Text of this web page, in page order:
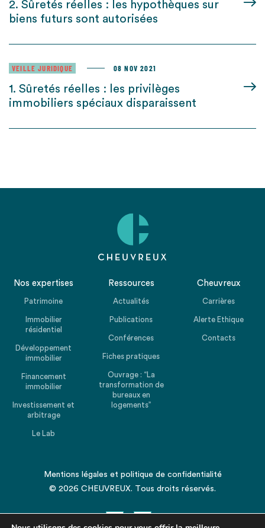
2. Sûretés réelles : les hypothèques sur
biens futurs sont autorisées
VEILLE JURIDIQUE 08 NOV 2021
1. Sûretés réelles : les privilèges
immobiliers spéciaux disparaissent
Nos expertises
Patrimoine
Immobilier
résidentiel
Développement
immobilier
Financement
immobilier
Investissement et
arbitrage
Le Lab
Ressources
Actualités
Publications
Conférences
Fiches pratiques
Ouvrage : “La
transformation de
bureaux en
logements”
Cheuvreux
Carrières
Alerte Ethique
Contacts
Mentions légales et politique de confidentialité
© 2026 CHEUVREUX. Tous droits réservés.